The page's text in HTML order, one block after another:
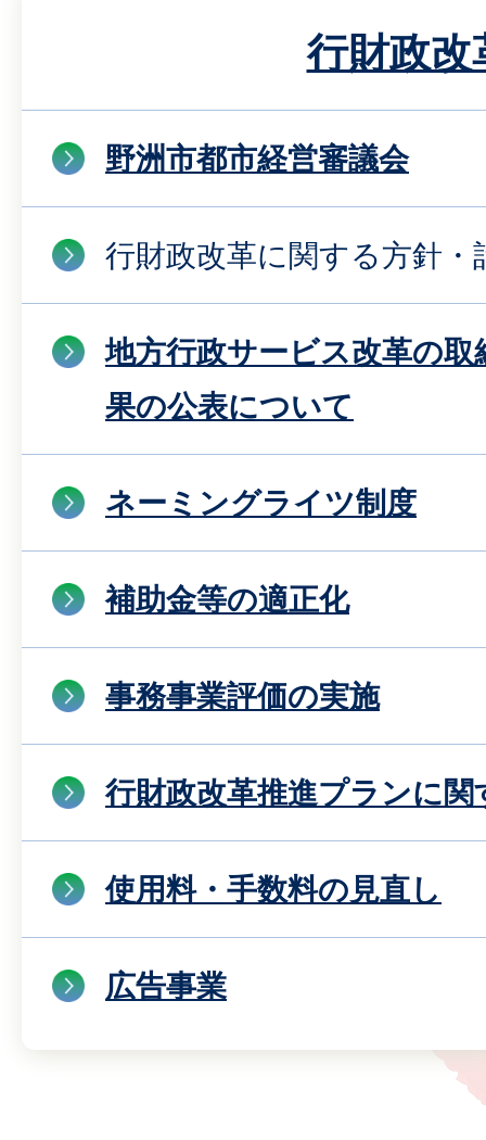
行財政改
野洲市都市経営審議会
行財政改革に関する方針・
地方行政サービス改革の取
果の公表について
ネーミングライツ制度
補助金等の適正化
事務事業評価の実施
行財政改革推進プランに関
使用料・手数料の見直し
広告事業